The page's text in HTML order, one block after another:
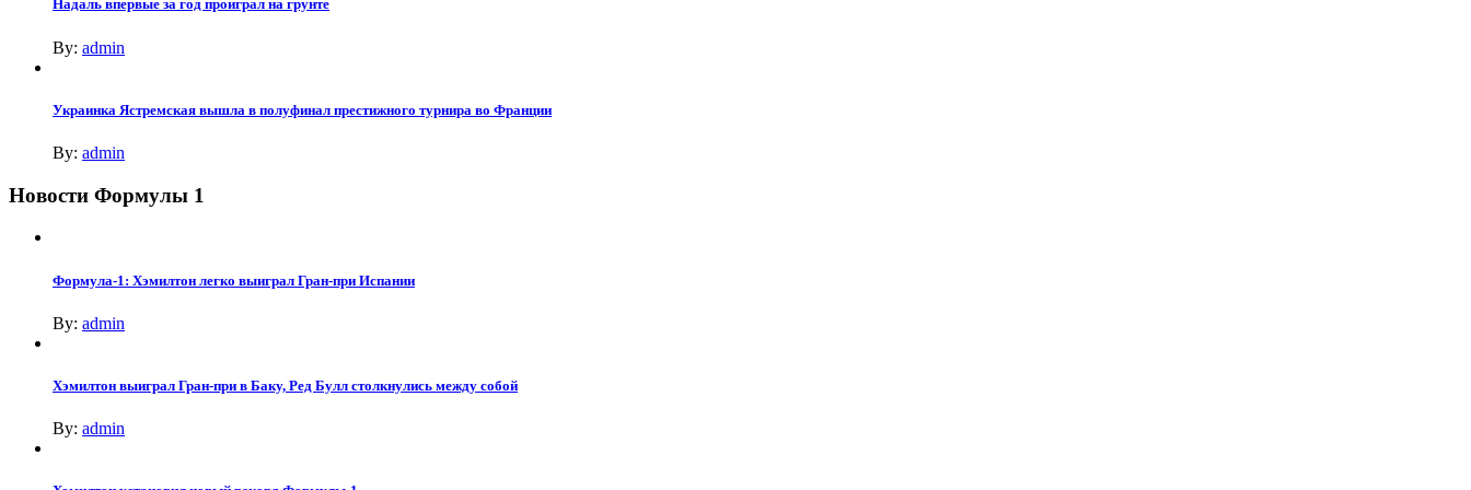
Надаль впервые за год проиграл на грунте
By: admin
Украинка Ястремская вышла в полуфинал престижного турнира во Франции
By: admin
Новости Формулы 1
Формула-1: Хэмилтон легко выиграл Гран-при Испании
By: admin
Хэмилтон выиграл Гран-при в Баку, Ред Булл столкнулись между собой
By: admin